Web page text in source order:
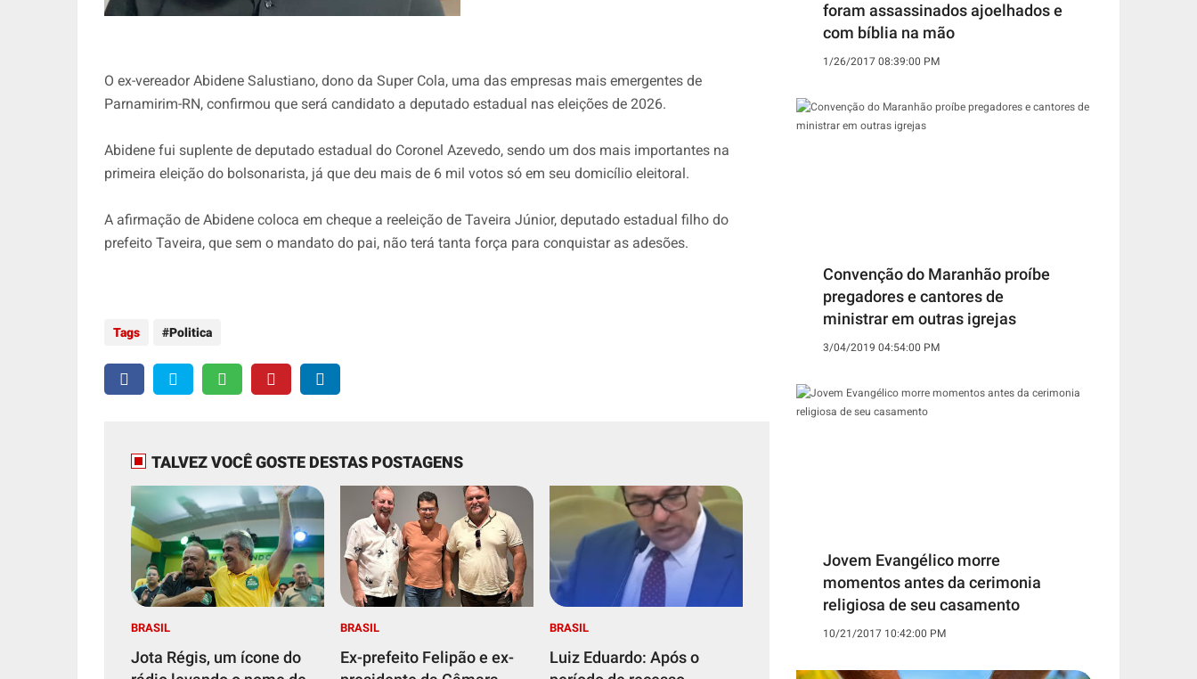
O ex-vereador Abidene Salustiano, dono da Super Cola, uma das empresas mais emergentes de
Parnamirim-RN, confirmou que será candidato a deputado estadual nas eleições de 2026.
Abidene fui suplente de deputado estadual do Coronel Azevedo, sendo um dos mais importantes na
primeira eleição do bolsonarista, já que deu mais de 6 mil votos só em seu domicílio eleitoral.
A afirmação de Abidene coloca em cheque a reeleição de Taveira Júnior, deputado estadual filho do
prefeito Taveira, que sem o mandato do pai, não terá tanta força para conquistar as adesões.
Tags Politica
TALVEZ VOCÊ GOSTE DESTAS POSTAGENS
BRASIL
Jota Régis, um ícone do
BRASIL
Ex-prefeito Felipão e ex-
BRASIL
Luiz Eduardo: Após o
foram assassinados ajoelhados e
com bíblia na mão
1/26/2017 08:39:00 PM
Convenção do Maranhão proíbe
pregadores e cantores de
ministrar em outras igrejas
3/04/2019 04:54:00 PM
Jovem Evangélico morre
momentos antes da cerimonia
religiosa de seu casamento
10/21/2017 10:42:00 PM